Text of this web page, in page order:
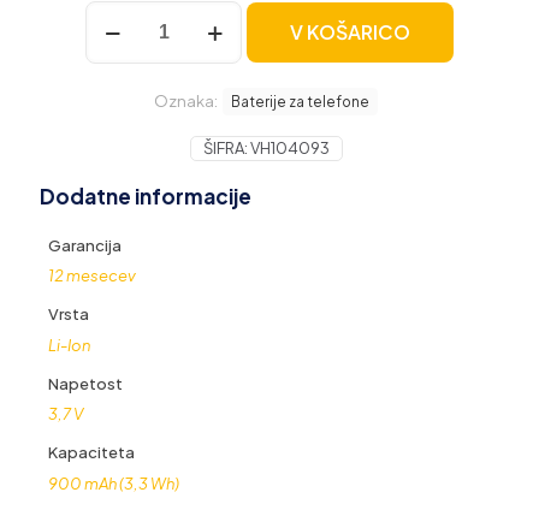
Baterija
Emporia
mAh
V KOŠARICO
Oznaka: Baterije za telefone
ŠIFRA:VH104093
Dodatne informacije
Garancija
12 mesecev
Vrsta
Li-Ion
Napetost
3,7 V
Kapaciteta
900 mAh (3,3 Wh)